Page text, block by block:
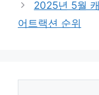
2025년 5월
어트랙션 순위